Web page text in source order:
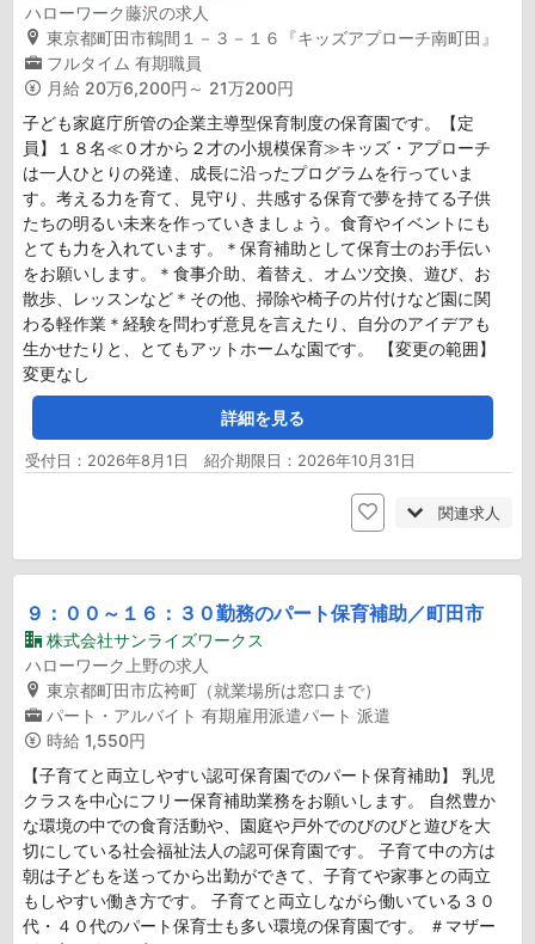
ハローワーク藤沢の求人
東京都町田市鶴間１－３－１６『キッズアプローチ南町田』
フルタイム 有期職員
月給 20万6,200円～ 21万200円
子ども家庭庁所管の企業主導型保育制度の保育園です。【定
員】１８名≪０才から２才の小規模保育≫キッズ・アプローチ
は一人ひとりの発達、成長に沿ったプログラムを行っていま
す。考える力を育て、見守り、共感する保育で夢を持てる子供
たちの明るい未来を作っていきましょう。食育やイベントにも
とても力を入れています。＊保育補助として保育士のお手伝い
をお願いします。＊食事介助、着替え、オムツ交換、遊び、お
散歩、レッスンなど＊その他、掃除や椅子の片付けなど園に関
わる軽作業＊経験を問わず意見を言えたり、自分のアイデアも
生かせたりと、とてもアットホームな園です。 【変更の範囲】
変更なし
詳細を見る
受付日：2026年8月1日 紹介期限日：2026年10月31日
関連求人
９：００～１６：３０勤務のパート保育補助／町田市
株式会社サンライズワークス
ハローワーク上野の求人
東京都町田市広袴町（就業場所は窓口まで）
パート・アルバイト 有期雇用派遣パート 派遣
時給 1,550円
【子育てと両立しやすい認可保育園でのパート保育補助】 乳児
クラスを中心にフリー保育補助業務をお願いします。 自然豊か
な環境の中での食育活動や、園庭や戸外でのびのびと遊びを大
切にしている社会福祉法人の認可保育園です。 子育て中の方は
朝は子どもを送ってから出勤ができて、子育てや家事との両立
もしやすい働き方です。 子育てと両立しながら働いている３０
代・４０代のパート保育士も多い環境の保育園です。 ＃マザー